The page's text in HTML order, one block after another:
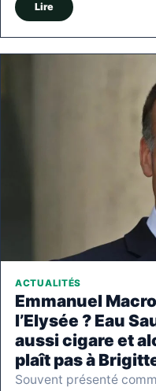
Lire
ACTUALITÉS
Emmanuel
l’Elysée ? Eau
aussi cigare et
plaît pas à
Souvent présenté